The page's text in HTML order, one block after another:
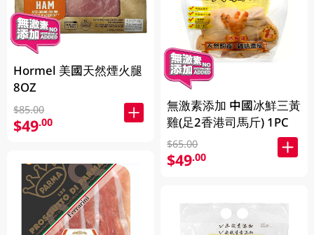
Hormel 美國天然煙火腿
8OZ
$85.00
$49.00
無激素添加 中國冰鮮三黃
雞(足2香港司馬斤) 1PC
$65.00
$49.00